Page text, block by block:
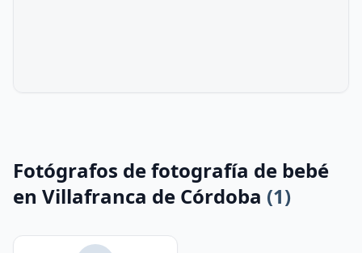
Fotógrafos de fotografía de bebé
en Villafranca de Córdoba (1)